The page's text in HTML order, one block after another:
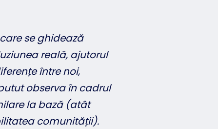
se ghidează
reală, ajutorul
între noi,
observa în cadrul
la bază (atât
comunității).